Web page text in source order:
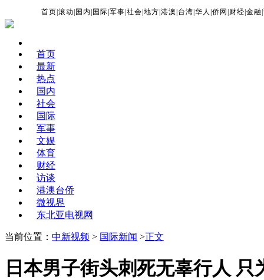
首页 |滚动 国内 国际 |军事 |社会 |地方 |港澳 台湾 |华人 |侨网 财经 |金融 |
首页
最新
热点
国内
社会
国际
军事
文娱
体育
财经
访谈
港澳台侨
微视界
东北亚电视网
当前位置： 中新视频 > 国际新闻 >正文
日本男子街头刺死无辜行人 只